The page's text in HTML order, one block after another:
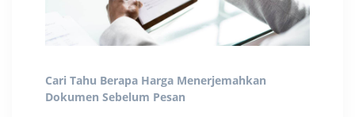
Cari Tahu Berapa Harga Menerjemahkan
Dokumen Sebelum Pesan